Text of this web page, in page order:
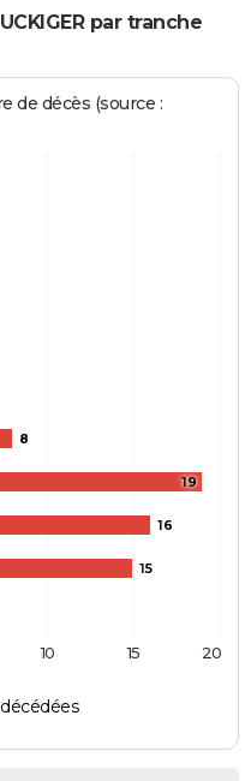
par tranche
de décès (source :
8
19
16
15
10 15 20